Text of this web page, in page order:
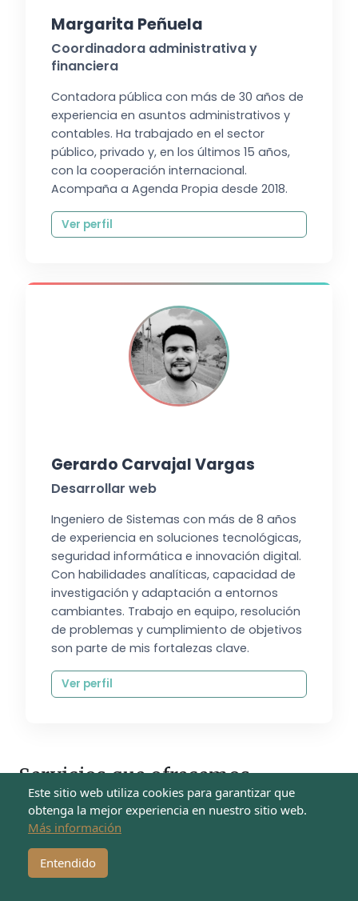
Margarita Peñuela
Coordinadora administrativa y
financiera
Contadora pública con más de 30 años de
experiencia en asuntos administrativos y
contables. Ha trabajado en el sector
público, privado y, en los últimos 15 años,
con la cooperación internacional.
Acompaña a Agenda Propia desde 2018.
Ver perfil
Gerardo Carvajal Vargas
Desarrollar web
Ingeniero de Sistemas con más de 8 años
de experiencia en soluciones tecnológicas,
seguridad informática e innovación digital.
Con habilidades analíticas, capacidad de
investigación y adaptación a entornos
cambiantes. Trabajo en equipo, resolución
de problemas y cumplimiento de objetivos
son parte de mis fortalezas clave.
Ver perfil
Servicios que ofrecemos
En AGENDA PROPIA compartimos nuestros
aprendizajes a través de espacios formativos,
asesorías especializadas y herramientas para
fortalecer el periodismo intercultural:
Este sitio web utiliza cookies para garantizar que
obtenga la mejor experiencia en nuestro sitio web.
Más información
Entendido